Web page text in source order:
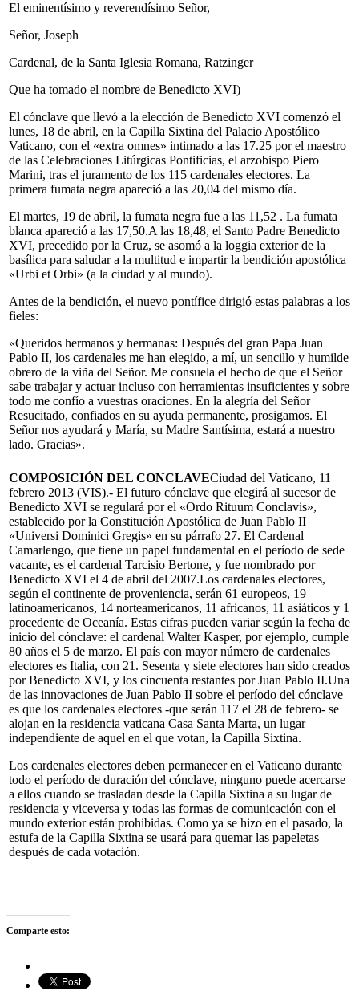
El eminentísimo y reverendísimo Señor,
Señor, Joseph
Cardenal, de la Santa Iglesia Romana, Ratzinger
Que ha tomado el nombre de Benedicto XVI)
El cónclave que llevó a la elección de Benedicto XVI comenzó el
lunes, 18 de abril, en la Capilla Sixtina del Palacio Apostólico
Vaticano, con el «extra omnes» intimado a las 17.25 por el maestro
de las Celebraciones Litúrgicas Pontificias, el arzobispo Piero
Marini, tras el juramento de los 115 cardenales electores. La
primera fumata negra apareció a las 20,04 del mismo día.
El martes, 19 de abril, la fumata negra fue a las 11,52 . La fumata
blanca apareció a las 17,50.A las 18,48, el Santo Padre Benedicto
XVI, precedido por la Cruz, se asomó a la loggia exterior de la
basílica para saludar a la multitud e impartir la bendición apostólica
«Urbi et Orbi» (a la ciudad y al mundo).
Antes de la bendición, el nuevo pontífice dirigió estas palabras a los
fieles:
«Queridos hermanos y hermanas: Después del gran Papa Juan
Pablo II, los cardenales me han elegido, a mí, un sencillo y humilde
obrero de la viña del Señor. Me consuela el hecho de que el Señor
sabe trabajar y actuar incluso con herramientas insuficientes y sobre
todo me confío a vuestras oraciones. En la alegría del Señor
Resucitado, confiados en su ayuda permanente, prosigamos. El
Señor nos ayudará y María, su Madre Santísima, estará a nuestro
lado. Gracias».
COMPOSICIÓN DEL CONCLAVECiudad del Vaticano, 11
febrero 2013 (VIS).- El futuro cónclave que elegirá al sucesor de
Benedicto XVI se regulará por el «Ordo Rituum Conclavis»,
establecido por la Constitución Apostólica de Juan Pablo II
«Universi Dominici Gregis» en su párrafo 27. El Cardenal
Camarlengo, que tiene un papel fundamental en el período de sede
vacante, es el cardenal Tarcisio Bertone, y fue nombrado por
Benedicto XVI el 4 de abril del 2007.Los cardenales electores,
según el continente de proveniencia, serán 61 europeos, 19
latinoamericanos, 14 norteamericanos, 11 africanos, 11 asiáticos y 1
procedente de Oceanía. Estas cifras pueden variar según la fecha de
inicio del cónclave: el cardenal Walter Kasper, por ejemplo, cumple
80 años el 5 de marzo. El país con mayor número de cardenales
electores es Italia, con 21. Sesenta y siete electores han sido creados
por Benedicto XVI, y los cincuenta restantes por Juan Pablo II.Una
de las innovaciones de Juan Pablo II sobre el período del cónclave
es que los cardenales electores -que serán 117 el 28 de febrero- se
alojan en la residencia vaticana Casa Santa Marta, un lugar
independiente de aquel en el que votan, la Capilla Sixtina.
Los cardenales electores deben permanecer en el Vaticano durante
todo el período de duración del cónclave, ninguno puede acercarse
a ellos cuando se trasladan desde la Capilla Sixtina a su lugar de
residencia y viceversa y todas las formas de comunicación con el
mundo exterior están prohibidas. Como ya se hizo en el pasado, la
estufa de la Capilla Sixtina se usará para quemar las papeletas
después de cada votación.
Comparte esto: